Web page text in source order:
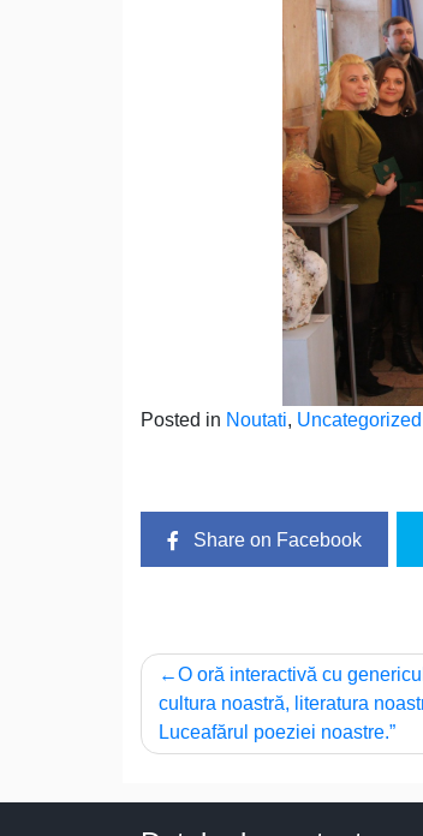
Posted in Noutati, Uncategorized
Share on Facebook
Navigare
în
articole
O oră interactivă cu
cultura noastră, literatura
Luceafărul poeziei noastre.”